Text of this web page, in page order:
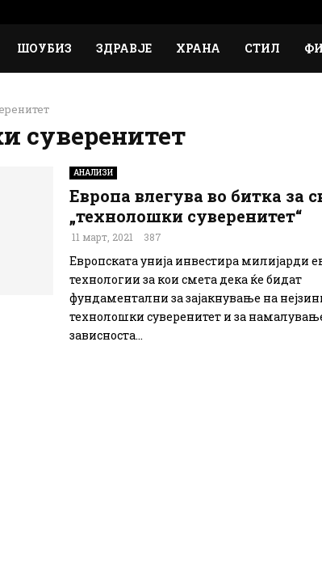
ШОУБИЗ ЗДРАВЈЕ ХРАНА СТИЛ
суверенитет
АНАЛИЗИ
Европа влегува во битка за
„технолошки суверенитет“
11 март, 2021 387
Европската унија инвестира милијарди
технологии за кои смета дека ќе бидат
фундаментални за зајакнување на
технолошки суверенитет и за
зависноста...